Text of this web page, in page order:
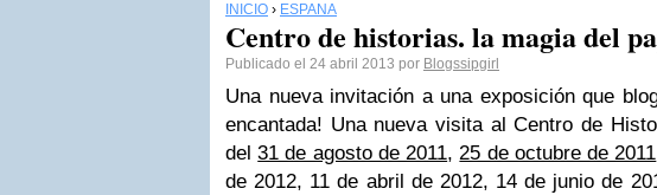
INICIO › ESPAÑA
Centro de historias. la magia del
Publicado el 24 abril 2013 por Blogssipgirl
Una nueva invitación a una exposición que
encantada! Una nueva visita al Centro de
del31 de agosto de 2011,25 de octubre de 2011
de 2012, 11 de abril de 2012, 14 de junio de